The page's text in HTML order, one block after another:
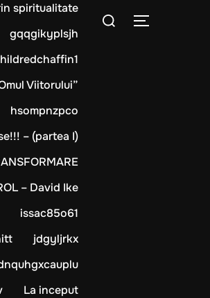
spiritualitate
gqqgikyplsjh
hildredchaffin1
Viitorului”
hsompnzpco
– (partea I)
– David Ike
issac85o61
jdgyljrkx
La inceput
Caută
COMUTĂ